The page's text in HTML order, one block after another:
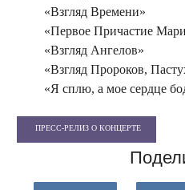
«Взгляд Времени»
«Первое Причастие
«Взгляд Ангелов»
«Взгляд Пророков,
«Я сплю, а мое сердце
ПРЕСС-РЕЛИЗ О КОНЦЕРТЕ